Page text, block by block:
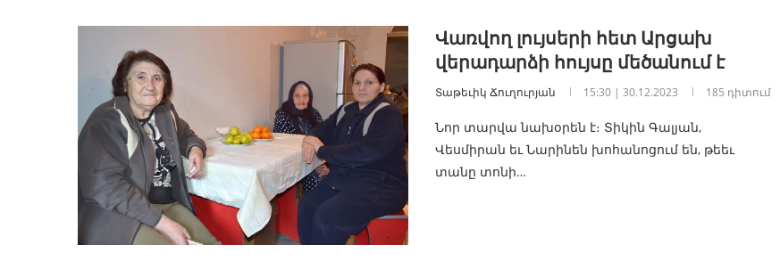
Վառվող լույսերի հետ Արցախ
վերադարձի հույսը մեծանում է
Տաթեւիկ Ճուղուրյան 15:30 | 30.12.2023 185 դիտում
Նոր տարվա նախօրեն է։ Տիկին Գալյան,
Վեսմիրան եւ Նարինեն խոհանոցում են, թեեւ
տանը տոնի…